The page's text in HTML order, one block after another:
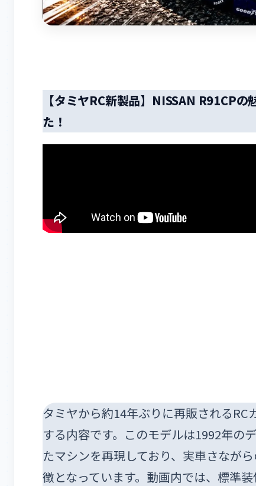
【タミヤRC新製品】NISSAN R91CP
た！
タミヤから約14年ぶりに再販されるRC
する内容です。このモデルは1992年の
たマシンを再現しており、実車さなが
徴となっています。動画内では、標準